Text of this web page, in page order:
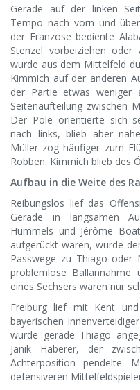
Gerade auf der linken
Tempo nach vorn und
der Franzose bediente
Stenzel vorbeiziehen
wurde aus dem Mittelfeld
Kimmich auf der anderen
der Partie etwas
Seitenaufteilung zwischen
Der Pole orientierte sich
nach links, blieb aber
Müller zog häufiger zum
Robben. Kimmich blieb des
Aufbau in die Weite des
Reibungslos lief das
Gerade in langsamen
Hummels und Jérôme
aufgerückt waren, wurde
Passwege zu Thiago oder
problemlose Ballannahme
eines Sechsers waren nur
Freiburg lief mit Kent
bayerischen
wurde gerade Thiago
Janik Haberer, der
Achterposition pendelte.
defensiveren